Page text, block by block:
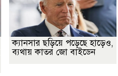
ক্যানসার ছড়িয়ে পড়েছে হাড়েও,
ব্যথায় কাতর জো বাইডেন